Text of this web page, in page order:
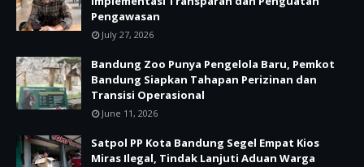
Pengawasan
July 27, 2026
Bandung Zoo Punya Pengelola Baru, Pemkot
Bandung Siapkan Tahapan Perizinan dan
Transisi Operasional
June 11, 2026
Satpol PP Kota Bandung Segel Empat Kios
Miras Ilegal, Tindak Lanjuti Aduan Warga